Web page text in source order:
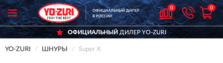
0 0
ОФИЦИАЛЬНЫЙДИЛЕР YO-ZURI
YO-ZURI ШНУРЫ Super X